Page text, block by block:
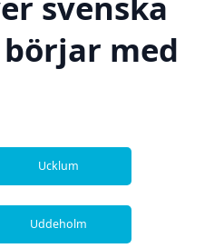
med
Ucklum
Uddeholm